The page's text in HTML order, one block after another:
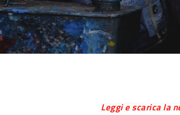
Leggi e scarica la